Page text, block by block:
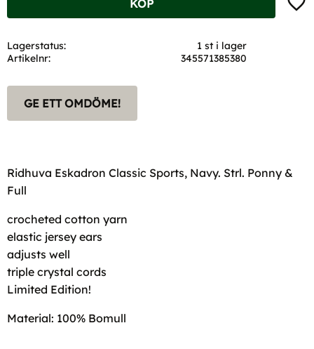
KÖP
Lagerstatus
1 st i lager
Artikelnr
345571385380
GE ETT OMDÖME!
Ridhuva Eskadron Classic Sports, Navy. Strl. Ponny &
Full
crocheted cotton yarn
elastic jersey ears
adjusts well
triple crystal cords
Limited Edition!
Material: 100% Bomull